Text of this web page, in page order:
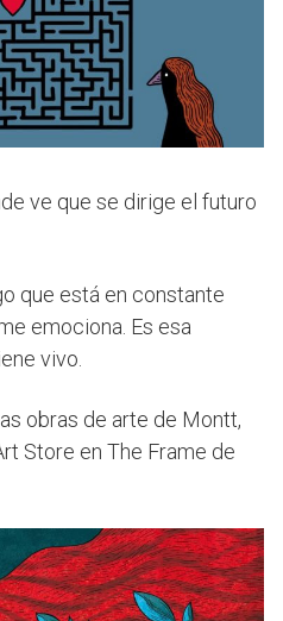
ve que se dirige el futuro
que está en constante
emociona. Es esa
vivo.
obras de arte de Montt,
Store en The Frame de